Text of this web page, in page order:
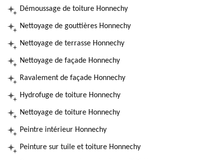
Démoussage de toiture Honnechy
Nettoyage de gouttières Honnechy
Nettoyage de terrasse Honnechy
Nettoyage de façade Honnechy
Ravalement de façade Honnechy
Hydrofuge de toiture Honnechy
Nettoyage de toiture Honnechy
Peintre intérieur Honnechy
Peinture sur tuile et toiture Honnechy